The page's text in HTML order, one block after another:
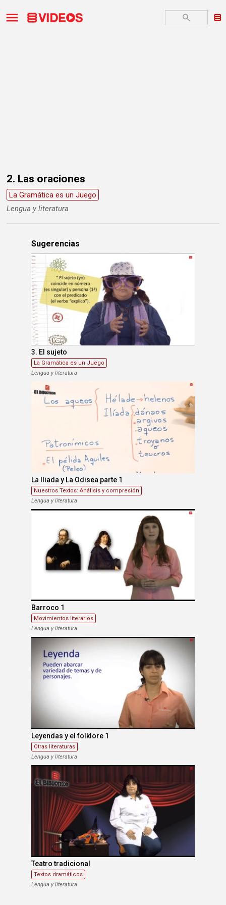
2. Las oraciones
La Gramática es un Juego
Lengua y literatura
Sugerencias
3. El sujeto
La Gramática es un Juego
Lengua y literatura
La Iliada y La Odisea parte 1
Nuestros Textos: Análisis y compresión
Lengua y literatura
Barroco 1
Movimientos literarios
Lengua y literatura
Leyendas y el folklore 1
Otras literaturas
Lengua y literatura
Teatro tradicional
Textos dramáticos
Lengua y literatura